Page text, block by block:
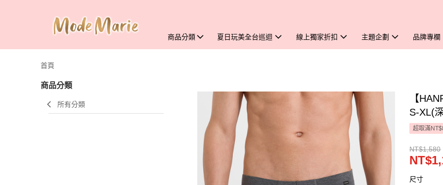
商品分類 夏日玩美全台巡迴 線上獨家折扣 主題企劃 品牌專欄
首頁
商品分類
所有分類
【
S-XL(
超取滿
NT$1,580
尺寸